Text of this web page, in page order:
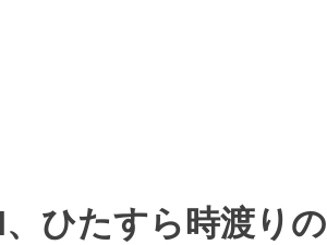
ひたすら時渡りの